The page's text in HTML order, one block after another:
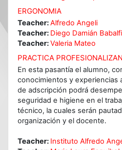
ERGONOMIA
Teacher:Alfredo Angeli
Teacher: Diego Damián Babalfi
Teacher:Valeria Mateo
PRACTICA
En esta pasantía el alumno,
conocimientos y experiencias
de adscripción podrá
seguridad e higiene en el
técnico, la cuales serán
organización y el docente.
Teacher: Instituto Alfredo